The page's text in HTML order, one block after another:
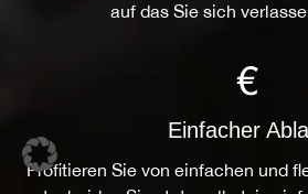
auf das Sie sich
Einfacher
Profitieren Sie von einfachen und